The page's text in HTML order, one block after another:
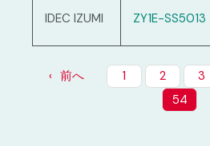
IDEC IZUMI ZY1E-SS5013
前へ 1 2 3
54